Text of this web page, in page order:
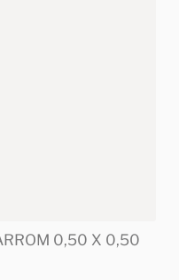
0,50 X 0,50